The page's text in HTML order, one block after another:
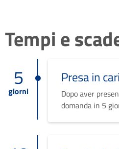
Tempi e
5
giorni
Presa in
Dopo aver
domanda in 5